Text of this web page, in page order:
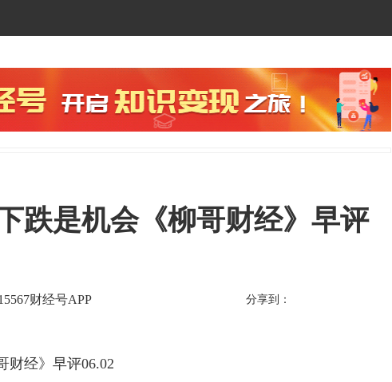
跌是机会《柳哥财经》早评
财经号APP 分享到：
经》早评06.02